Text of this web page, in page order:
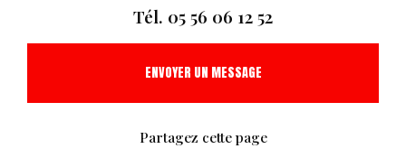
Tél. 05 56 06 12 52
ENVOYER UN MESSAGE
Partagez cette page